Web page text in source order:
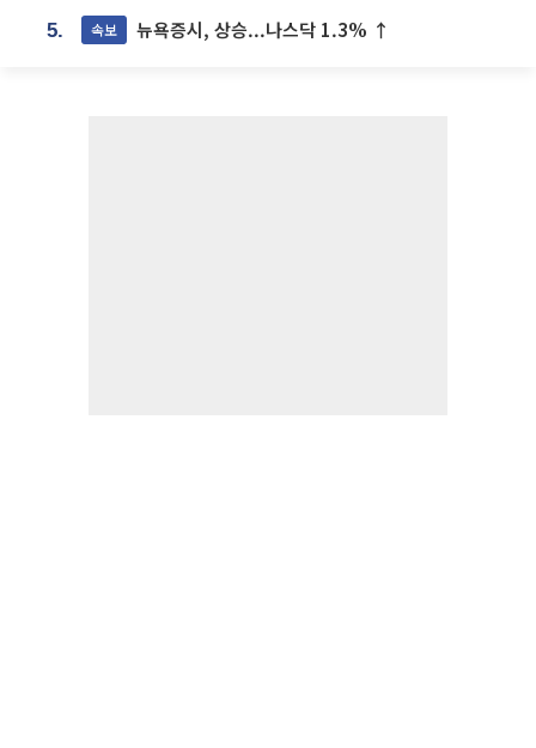
5. 속보 뉴욕증시, 상승...나스닥 1.3% ↑